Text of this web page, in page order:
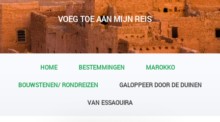
VOEG TOE AAN MIJN REIS
HOME BESTEMMINGEN MAROKKO
BOUWSTENEN/ RONDREIZEN GALOPPEER DOOR DE DUINEN
VAN ESSAOUIRA